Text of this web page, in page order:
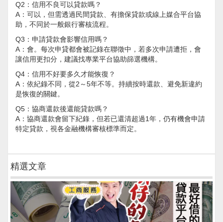
Q2：信用不良可以貸款嗎？
A：可以，但需透過民間貸款、有擔保貸款或線上媒合平台協
助，不同於一般銀行審核流程。
Q3：申請貸款會影響信用嗎？
A：會。每次申貸都會被記錄在聯徵中，若多次申請遭拒，會
讓信用更扣分，建議找專業平台協助篩選機構。
Q4：信用不好要多久才能恢復？
A：依紀錄不同，從2～5年不等。持續按時還款、避免新違約
是恢復的關鍵。
Q5：協商還款後還能貸款嗎？
A：協商還款會留下紀錄，但若已還清超過1年，仍有機會申請
特定貸款，視各金融機構審核標準而定。
精選文章